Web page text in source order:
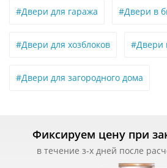
#Двери для гаража #Двери в
#Двери для хозблоков #Двери
#Двери для загородного дома
Фиксируем цену при
в течение з-х дней после